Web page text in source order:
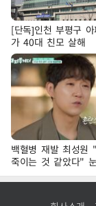
[단독]인천 부평구
가 40대 친모 살해
백혈병 재발 최성원
죽이는 것 같았다"